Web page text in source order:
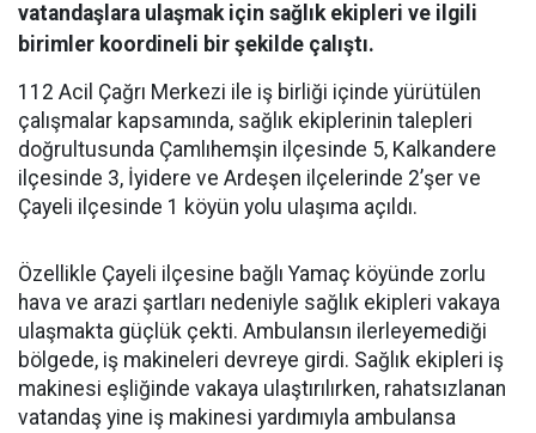
vatandaşlara ulaşmak için sağlık ekipleri ve ilgili
birimler koordineli bir şekilde çalıştı.
112 Acil Çağrı Merkezi ile iş birliği içinde yürütülen
çalışmalar kapsamında, sağlık ekiplerinin talepleri
doğrultusunda Çamlıhemşin ilçesinde 5, Kalkandere
ilçesinde 3, İyidere ve Ardeşen ilçelerinde 2’şer ve
Çayeli ilçesinde 1 köyün yolu ulaşıma açıldı.
Özellikle Çayeli ilçesine bağlı Yamaç köyünde zorlu
hava ve arazi şartları nedeniyle sağlık ekipleri vakaya
ulaşmakta güçlük çekti. Ambulansın ilerleyemediği
bölgede, iş makineleri devreye girdi. Sağlık ekipleri iş
makinesi eşliğinde vakaya ulaştırılırken, rahatsızlanan
vatandaş yine iş makinesi yardımıyla ambulansa